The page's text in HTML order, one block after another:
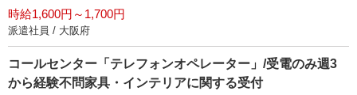
時給1,600円～1,700円
派遣社員 / 大阪府
コールセンター「テレフォンオペレーター」/受電のみ週3
から経験不問家具・インテリアに関する受付